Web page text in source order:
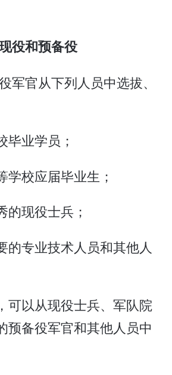
役和预备役
军官从下列人员中选拔、
毕业学员；
学校应届毕业生；
的现役士兵；
的专业技术人员和其他人
可以从现役士兵、军队院
预备役军官和其他人员中